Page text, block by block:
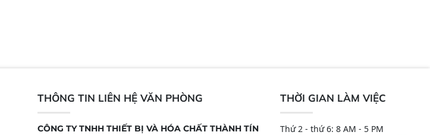
THÔNG TIN LIÊN HỆ VĂN PHÒNG
CÔNG TY TNHH THIẾT BỊ VÀ HÓA CHẤT THÀNH TÍN
THỜI GIAN LÀM VIỆC
Thứ 2 - thứ 6: 8 AM - 5 PM